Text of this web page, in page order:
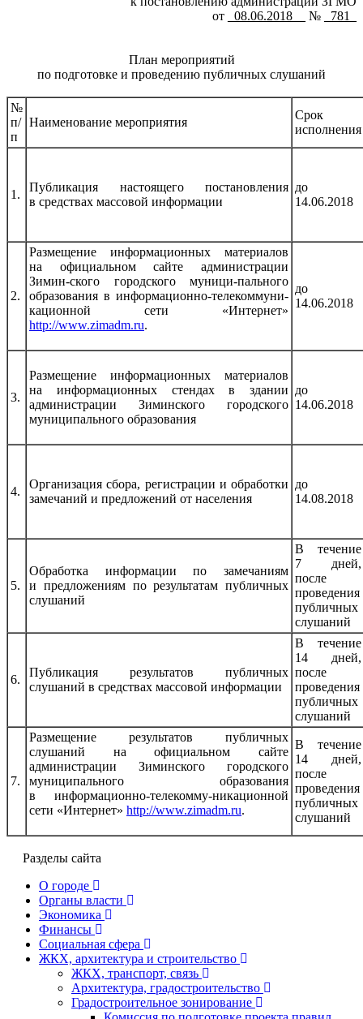
от
_08.06.2018__ № _781_
План мероприятий
по подготовке и проведению публичных слушаний
№
п/
п
Наименование мероприятия
Срок
исполнения
1.
Публикация настоящего постановления
в средствах массовой информации
до
14.06.2018
2.
Размещение информационных материалов
на официальном сайте администрации
Зимин-ского городского муници-пального
образования в информационно-телекоммуни-
кационной сети «Интернет»
http://www.zimadm.ru.
до
14.06.2018
3.
Размещение информационных материалов
на информационных стендах в здании
администрации Зиминского городского
муниципального образования
до
14.06.2018
4.
Организация сбора, регистрации и обработки
замечаний и предложений от населения
до
14.08.2018
5.
Обработка информации по замечаниям
и предложениям по результатам публичных
слушаний
В течение
7 дней,
после
проведения
публичных
слушаний
6.
Публикация результатов публичных
слушаний в средствах массовой информации
В течение
14 дней,
после
проведения
публичных
слушаний
7.
Размещение результатов публичных
слушаний на официальном сайте
администрации Зиминского городского
муниципального образования
в информационно-телекомму-никационной
сети «Интернет» http://www.zimadm.ru.
В течение
14 дней,
после
проведения
публичных
слушаний
Разделы сайта
О городе
Органы власти
Экономика
Финансы
Социальная сфера
ЖКХ, архитектура и строительство
ЖКХ, транспорт, связь
Архитектура, градостроительство
Градостроительное зонирование